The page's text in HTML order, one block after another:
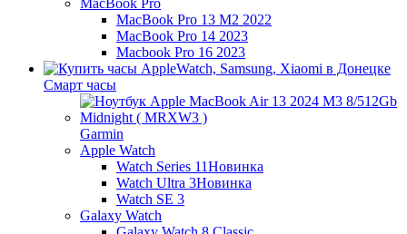
MacBook Pro 13 M2 2022
MacBook Pro 14 2023
Macbook Pro 16 2023
Смарт часы
Garmin
Apple Watch
Watch Series 11Новинка
Watch Ultra 3Новинка
Watch SE 3
Galaxy Watch